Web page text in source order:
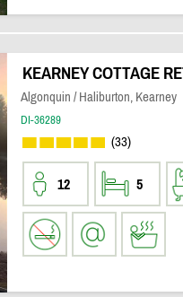
KEARNEY COTTAGE
Algonquin / Haliburton, Kearney
DI-36289
(33)
12 5